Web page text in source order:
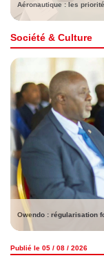
Société & Culture
Aéronautique : les
Owendo : régularisation
Publié le 05 / 08 / 2026